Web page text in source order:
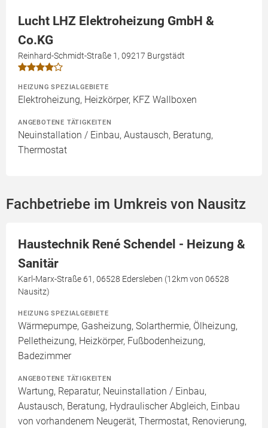
Lucht LHZ Elektroheizung GmbH &
Co.KG
Reinhard-Schmidt-Straße 1, 09217 Burgstädt
HEIZUNG SPEZIALGEBIETE
Elektroheizung, Heizkörper, KFZ Wallboxen
ANGEBOTENE TÄTIGKEITEN
Neuinstallation / Einbau, Austausch, Beratung,
Thermostat
Fachbetriebe im Umkreis von Nausitz
Haustechnik René Schendel - Heizung &
Sanitär
Karl-Marx-Straße 61, 06528 Edersleben (12km von 06528
Nausitz)
HEIZUNG SPEZIALGEBIETE
Wärmepumpe, Gasheizung, Solarthermie, Ölheizung,
Pelletheizung, Heizkörper, Fußbodenheizung,
Badezimmer
ANGEBOTENE TÄTIGKEITEN
Wartung, Reparatur, Neuinstallation / Einbau,
Austausch, Beratung, Hydraulischer Abgleich, Einbau
von vorhandenem Neugerät, Thermostat, Renovierung,